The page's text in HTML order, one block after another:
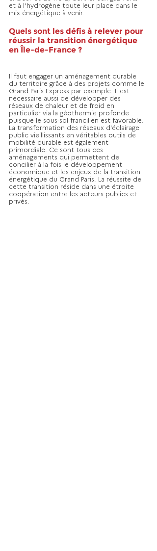
et à l’hydrogène toute leur place dans le
mix énergétique à venir.
Quels sont les défis à relever pour
réussir la transition énergétique
en Île-de-France ?
Il faut engager un aménagement durable
du territoire grâce à des projets comme le
Grand Paris Express par exemple. Il est
nécessaire aussi de développer des
réseaux de chaleur et de froid en
particulier via la géothermie profonde
puisque le sous-sol francilien est favorable.
La transformation des réseaux d’éclairage
public vieillissants en véritables outils de
mobilité durable est également
primordiale. Ce sont tous ces
aménagements qui permettent de
concilier à la fois le développement
économique et les enjeux de la transition
énergétique du Grand Paris. La réussite de
cette transition réside dans une étroite
coopération entre les acteurs publics et
privés.